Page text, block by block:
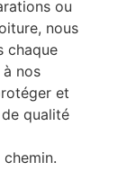
ou
nous
chaque
nos
et
qualité